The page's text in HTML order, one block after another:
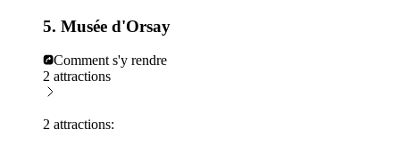
5. Musée d'Orsay
Comment s'y rendre
2 attractions
2 attractions: